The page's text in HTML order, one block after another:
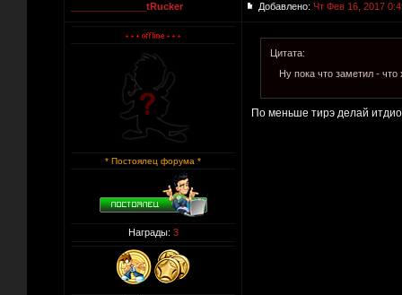
______________tRucker Добавлено: Чт Фев 16, 2017
* Постоялец форума *
Награды: 3
Цитата:
Ну пока что заметил - что
По меньше тирэ делай